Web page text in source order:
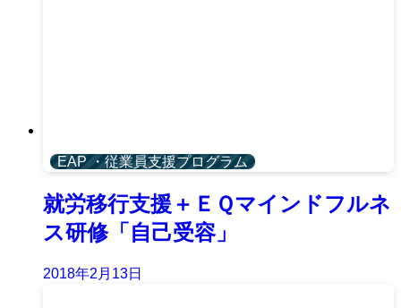
EAP ・従業員支援プログラム
就労移行支援＋ＥＱマインドフルネ
ス研修「自己受容」
2018年2月13日